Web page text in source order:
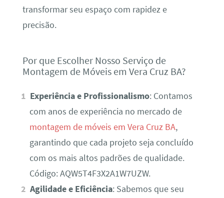
transformar seu espaço com rapidez e
precisão.
Por que Escolher Nosso Serviço de
Montagem de Móveis em Vera Cruz BA?
Experiência e Profissionalismo: Contamos
com anos de experiência no mercado de
montagem de móveis em Vera Cruz BA,
garantindo que cada projeto seja concluído
com os mais altos padrões de qualidade.
Código: AQW5T4F3X2A1W7UZW.
Agilidade e Eficiência: Sabemos que seu